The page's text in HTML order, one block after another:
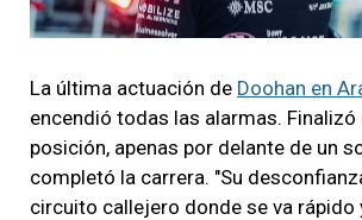
La última actuación de Doohan en
encendió todas las alarmas. Finalizó
posición, apenas por delante de un
completó la carrera. "Su
circuito callejero donde se va rápido